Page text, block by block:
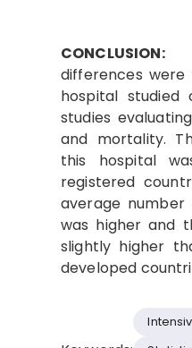
differences
hospital
studies
and mortality.
this hospital
registered
average
was higher and
slightly higher
developed